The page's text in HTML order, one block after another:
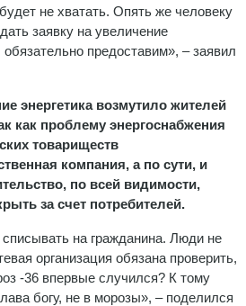
не хватать. Опять же человеку
заявку на увеличение
предоставим», – заявил
энергетика возмутило жителей
как проблему энергоснабжения
товариществ
компания, а по сути, и
по всей видимости,
за счет потребителей.
на гражданина. Люди не
организация обязана проверить,
-36 впервые случился? К тому
богу, не в морозы», – поделился